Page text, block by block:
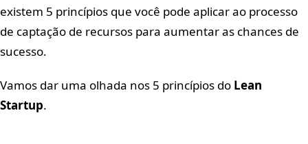
existem 5 princípios que você pode aplicar ao processo
de captação de recursos para aumentar as chances de
sucesso.
Vamos dar uma olhada nos 5 princípios do Lean
Startup.